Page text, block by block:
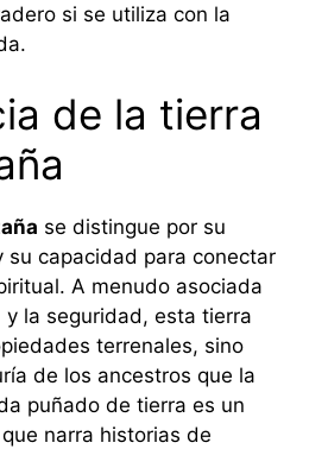
si se utiliza con la
de la tierra
se distingue por su
su capacidad para conectar
A menudo asociada
la seguridad, esta tierra
terrenales, sino
de los ancestros que la
puñado de tierra es un
narra historias de